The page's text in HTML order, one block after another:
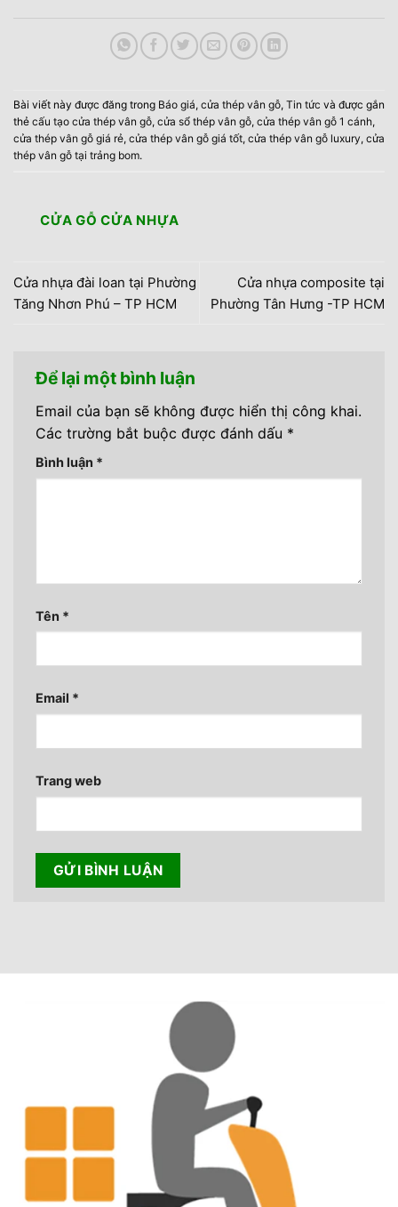
Bài viết này được đăng trong Báo giá, cửa thép vân gỗ, Tin tức và được gắn
thẻ cấu tạo cửa thép vân gỗ, cửa sổ thép vân gỗ, cửa thép vân gỗ 1 cánh,
cửa thép vân gỗ giá rẻ, cửa thép vân gỗ giá tốt, cửa thép vân gỗ luxury, cửa
thép vân gỗ tại trảng bom.
CỬA GỖ CỬA NHỰA
Cửa nhựa đài loan tại Phường
Tăng Nhơn Phú – TP HCM
Cửa nhựa composite tại
Phường Tân Hưng -TP HCM
Để lại một bình luận
Email của bạn sẽ không được hiển thị công khai.
Các trường bắt buộc được đánh dấu *
Bình luận *
Tên *
Email *
Trang web